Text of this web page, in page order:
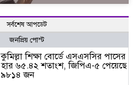
সর্বশেষ আপডেট
জনপ্রিয় পোস্ট
কুমিল্লা শিক্ষা বোর্ডে এসএসসির পাসের
হার ৬৫.৪২ শতাংশ, জিপিএ-৫ পেয়েছে
৯৮১৪ জন